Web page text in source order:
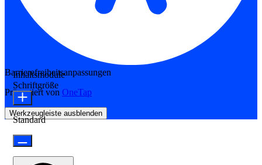
Barrierefreiheitsanpassungen
Präsentiert von OneTap
Werkzeugleiste ausblenden
Inhaltsmodule
Schriftgröße
Standard